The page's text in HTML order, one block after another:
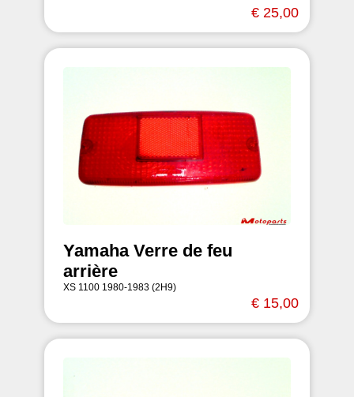
€ 25,00
Yamaha Verre de feu
arrière
XS 1100 1980-1983 (2H9)
€ 15,00